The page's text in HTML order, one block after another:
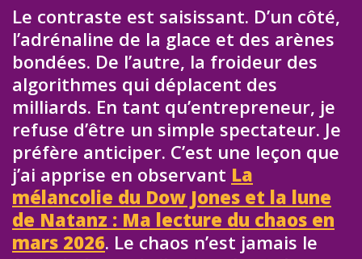
Le contraste est saisissant. D’un côté,
l’adrénaline de la glace et des arènes
bondées. De l’autre, la froideur des
algorithmes qui déplacent des
milliards. En tant qu’entrepreneur, je
refuse d’être un simple spectateur. Je
préfère anticiper. C’est une leçon que
j’ai apprise en observant La
mélancolie du Dow Jones et la lune
de Natanz : Ma lecture du chaos en
mars 2026. Le chaos n’est jamais le